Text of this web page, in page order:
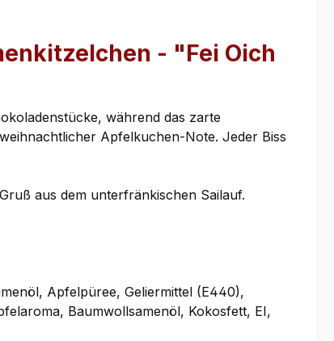
- "Fei Oich
während das zarte
Apfelkuchen-Note. Jeder Biss
aus dem unterfränkischen Sailauf.
Apfelpüree, Geliermittel (E440),
Baumwollsamenöl, Kokosfett, EI,